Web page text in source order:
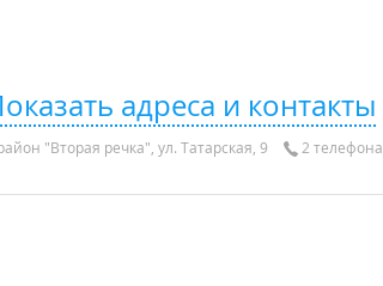
адреса и контакты
"Вторая речка", ул. Татарская, 9 2 телефона